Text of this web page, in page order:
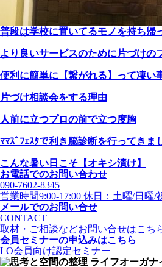
普段は学校に置いてるモノを持ち帰
より良いサービスのために片づけの
便利に簡単に【繋がれる】って凄い
片づけ相談会をする理由
人前に立つプロの前で立つ度胸
ﾏﾏｽﾞﾌｪｽﾀで利き脳診断を行ってきま
こんな暑い日こそ【オキシ漬け】
お電話でのお問い合わせ
090-7602-8345
営業時間9:00-17:00 休日：土曜/日曜/
メールでのお問い合せ
CONTACT
取材・ご相談などお問い合せはこち
会員セミナーの申込みはこちら
LO会員向け認定セミナー